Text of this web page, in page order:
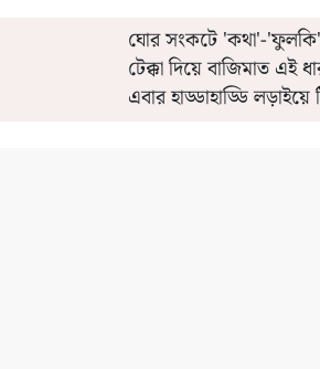
ঘোর সংকটে 'কথা'-
টেক্কা দিয়ে বাজিমাত এই
এবার হাড্ডাহাড্ডি